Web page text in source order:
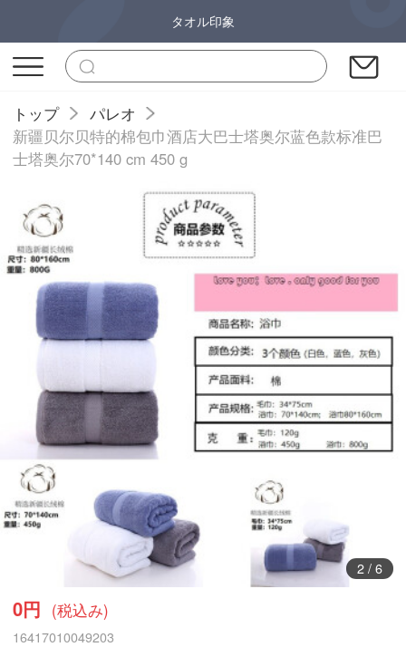
タオル印象
トップ
パレオ
新疆贝尔贝特的棉包巾酒店大巴士塔奥尔蓝色款标准巴
士塔奥尔70*140 cm 450 g
3/ 6
0円 (税込み)
16417010049203